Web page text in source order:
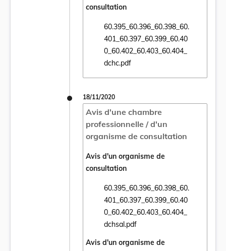
consultation
60.395_60.396_60.398_60.
401_60.397_60.399_60.40
0_60.402_60.403_60.404_
dchc.pdf
Ouvrir le document
18/11/2020
Avis d'une chambre
professionnelle / d'un
organisme de consultation
Avis d'un organisme de
consultation
60.395_60.396_60.398_60.
401_60.397_60.399_60.40
0_60.402_60.403_60.404_
dchsal.pdf
Ouvrir le document
Avis d'un organisme de